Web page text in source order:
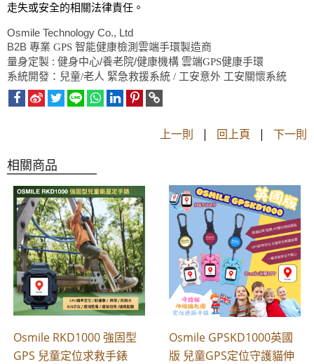
走失或安全的相關法律責任。
Osmile Technology Co., Ltd
B2B 專業 GPS 智能健康檢測雲端手環製造商
量身定製 : 健身中心/養老院/健康機構 雲端GPS健康手環
系統開發：兒童/老人 緊急救援系統 / 工安意外 工安關懷系統
上一則 | 回上頁 | 下一則
相關商品
Osmile RKD1000 強固型
GPS 兒童定位求救手錶
Osmile GPSKD1000英國
版 兒童GPS定位守護貓伸